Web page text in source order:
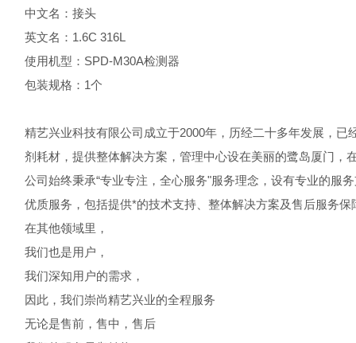
中文名：接头
英文名：1.6C 316L
使用机型：SPD-M30A检测器
包装规格：1个
精艺兴业科技有限公司成立于2000年，历经二十多年发展，
剂耗材，提供整体解决方案，管理中心设在美丽的鹭岛厦门，
公司始终秉承“专业专注，全心服务"服务理念，设有专业的服
优质服务，包括提供*的技术支持、整体解决方案及售后服务
在其他领域里，
我们也是用户，
我们深知用户的需求，
因此，我们崇尚精艺兴业的全程服务
无论是售前，售中，售后